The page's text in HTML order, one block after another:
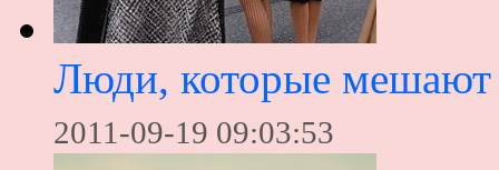
Люди, которые мешают
2011-09-19 09:03:53